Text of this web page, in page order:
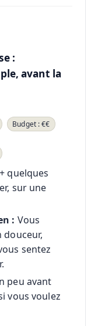
:
avant la
Budget : €€
quelques
sur une
: Vous
douceur,
sentez
peu avant
vous voulez